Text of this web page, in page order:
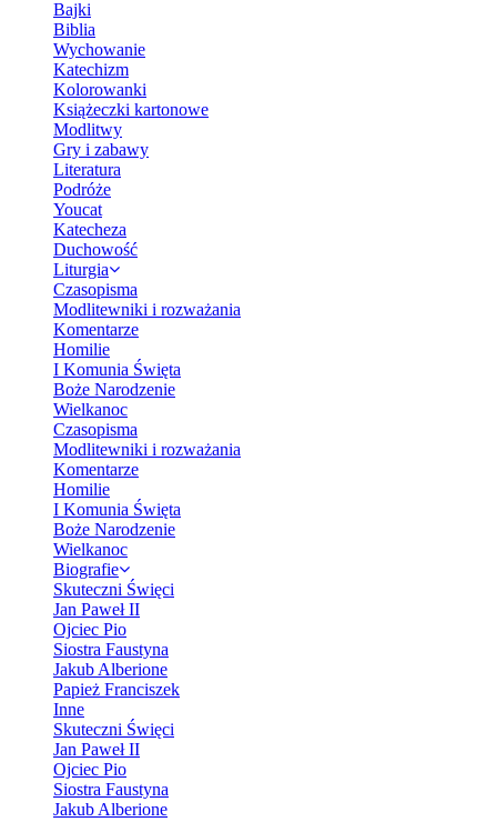
Bajki
Biblia
Wychowanie
Katechizm
Kolorowanki
Książeczki kartonowe
Modlitwy
Gry i zabawy
Literatura
Podróże
Youcat
Katecheza
Duchowość
Liturgia
Czasopisma
Modlitewniki i rozważania
Komentarze
Homilie
I Komunia Święta
Boże Narodzenie
Wielkanoc
Czasopisma
Modlitewniki i rozważania
Komentarze
Homilie
I Komunia Święta
Boże Narodzenie
Wielkanoc
Biografie
Skuteczni Święci
Jan Paweł II
Ojciec Pio
Siostra Faustyna
Jakub Alberione
Papież Franciszek
Inne
Skuteczni Święci
Jan Paweł II
Ojciec Pio
Siostra Faustyna
Jakub Alberione